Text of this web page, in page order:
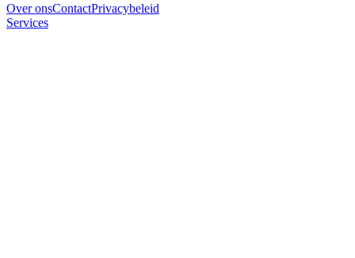
Over onsContactPrivacybeleid
Services